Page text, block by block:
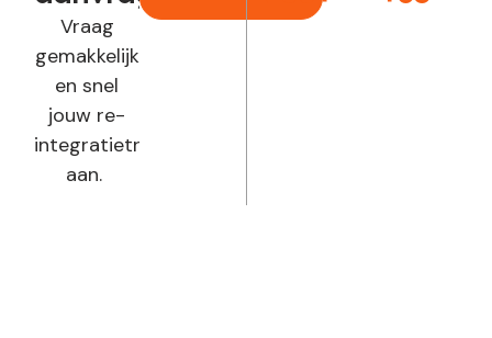
Vraag
gemakkelijk
en snel
jouw re-
integratietraject
aan.